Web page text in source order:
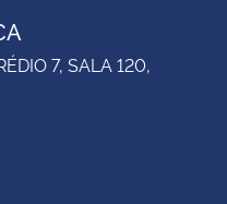
7, SALA 120,